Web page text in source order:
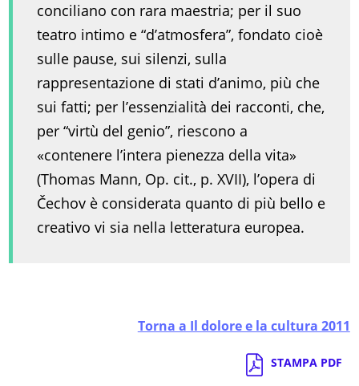
conciliano con rara maestria; per il suo
teatro intimo e “d’atmosfera”, fondato cioè
sulle pause, sui silenzi, sulla
rappresentazione di stati d’animo, più che
sui fatti; per l’essenzialità dei racconti, che,
per “virtù del genio”, riescono a
«contenere l’intera pienezza della vita»
(Thomas Mann, Op. cit., p. XVII), l’opera di
Čechov è considerata quanto di più bello e
creativo vi sia nella letteratura europea.
Torna a Il dolore e la cultura 2011
STAMPA PDF